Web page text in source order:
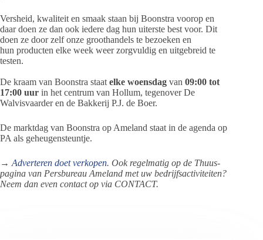
Versheid, kwaliteit en smaak staan bij Boonstra voorop en
daar doen ze dan ook iedere dag hun uiterste best voor. Dit
doen ze door zelf onze groothandels te bezoeken en
hun producten elke week weer zorgvuldig en uitgebreid te
testen.
De kraam van Boonstra staat elke woensdag van 09:00 tot
17:00 uur in het centrum van Hollum, tegenover De
Walvisvaarder en de Bakkerij P.J. de Boer.
De marktdag van Boonstra op Ameland staat in de agenda op
PA als geheugensteuntje.
→ Adverteren doet verkopen. Ook regelmatig op de Thuus-
pagina van Persbureau Ameland met uw bedrijfsactiviteiten?
Neem dan even contact op via CONTACT.